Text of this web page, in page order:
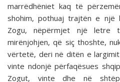
marrëdhëniet kaq të
shohim, pothuaj trajtën e një
Zogu, nëpërmjet një letre
mirënjohjen, që siç thoshte,
vërtetë, deri në ditën e
vinte ndonjë përfaqësues
Zogut, vinte dhe në